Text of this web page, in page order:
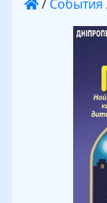
/ События